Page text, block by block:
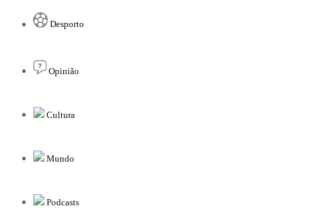
Desporto
Opinião
Cultura
Mundo
Podcasts